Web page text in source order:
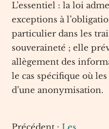
L’essentiel : la loi
exceptions à
particulier dans les
souveraineté ; elle
allègement des
le cas spécifique où
d’une anonymisation.